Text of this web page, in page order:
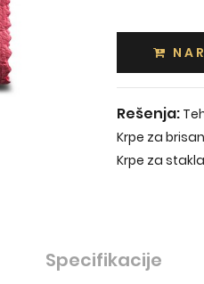
Rešenja:
Krpe za
Krpe za
Specifikacije